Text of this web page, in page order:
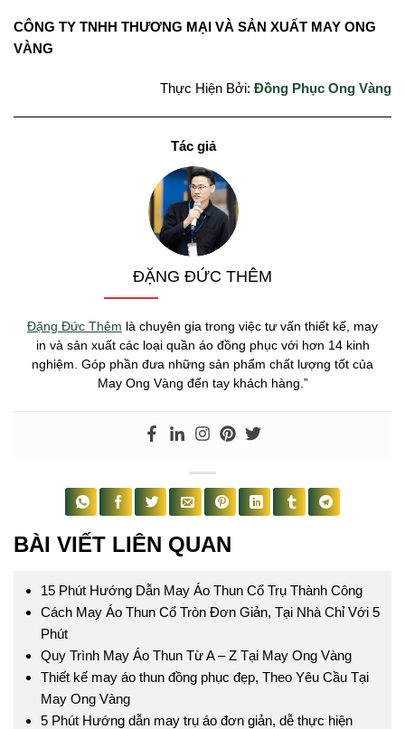
CÔNG TY TNHH THƯƠNG MẠI VÀ SẢN XUẤT MAY ONG
VÀNG
Thực Hiện Bởi: Đồng Phục Ong Vàng
ĐẶNG ĐỨC THÊM
Đặng Đức Thêm là chuyên gia trong việc tư vấn thiết kế, may
in và sản xuất các loại quần áo đồng phục với hơn 14 kinh
nghiệm. Góp phần đưa những sản phẩm chất lượng tốt của
May Ong Vàng đến tay khách hàng.”
BÀI VIẾT LIÊN QUAN
15 Phút Hướng Dẫn May Áo Thun Cổ Trụ Thành Công
Cách May Áo Thun Cổ Tròn Đơn Giản, Tại Nhà Chỉ Với 5
Phút
Quy Trình May Áo Thun Từ A – Z Tại May Ong Vàng
Thiết kế may áo thun đồng phục đẹp, Theo Yêu Cầu Tại
May Ong Vàng
5 Phút Hướng dẫn may trụ áo đơn giản, dễ thực hiện